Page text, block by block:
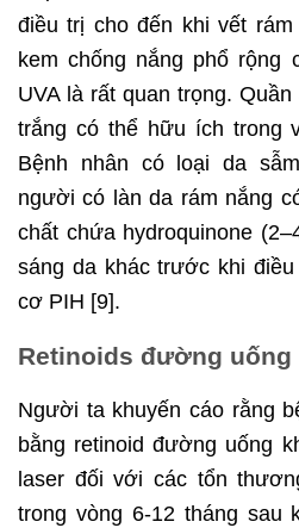
điều trị cho đến khi vết
kem chống nắng phổ rộng
UVA là rất quan trọng.
trắng có thể hữu ích trong
Bệnh nhân có loại da
người có làn da rám nắng
chất chứa hydroquinone
sáng da khác trước khi
cơ PIH [9].
Retinoids đường uống
Người ta khuyến cáo rằng
bằng retinoid đường uống
laser đối với các tổn
trong vòng 6-12 tháng sau